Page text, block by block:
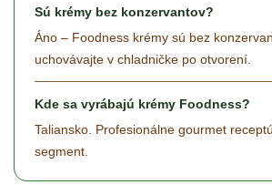
Sú krémy bez konzervantov?
Áno – Foodness krémy sú bez
uchovávajte v chladničke po otvorení.
Kde sa vyrábajú krémy Foodness?
Taliansko. Profesionálne gourmet
segment.